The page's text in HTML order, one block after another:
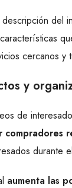
del
cercanos y
y
de
compradores
durante
aumenta las